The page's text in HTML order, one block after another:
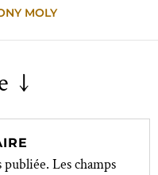
MOLY
↓
publiée. Les champs